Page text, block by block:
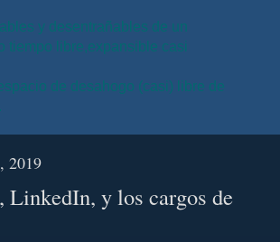
y desentrañables de un
tiempo libre,expansible casi
de desahogo (casi) libre de
2019
LinkedIn, y los cargos de